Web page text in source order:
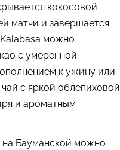
кокосовой
матчи и завершается
можно
с умеренной
к ужину или
с яркой облепиховой
и ароматным
на Бауманской можно